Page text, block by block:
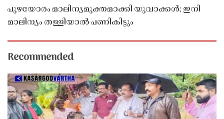
പുഴയോരം മാലിന്യമുക്തമാക്കി യുവാക്കൾ; ഇനി
മാലിന്യം തള്ളിയാൽ പണികിട്ടും
Recommended